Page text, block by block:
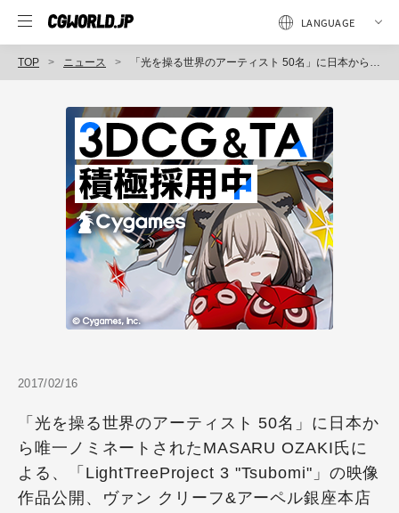
TOP ニュース 「光を操る世界のアーティスト 50名」に日本から唯一ノミネートされたMASARU OZAKI氏による、「LightTreeProject 3 "Tsubomi"」の映像作品公開、ヴァン クリーフ&アーペル銀座本店にて展示予定
2017/02/16
「光を操る世界のアーティスト 50名」に日本か
ら唯一ノミネートされたMASARU OZAKI氏に
よる、「LightTreeProject 3 "Tsubomi"」の映像
作品公開、ヴァン クリーフ&アーペル銀座本店